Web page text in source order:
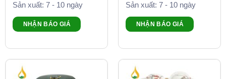
Sản xuất: 7 - 10 ngày
NHẬN BÁO GIÁ
Sản xuất: 7 - 10 ngày
NHẬN BÁO GIÁ